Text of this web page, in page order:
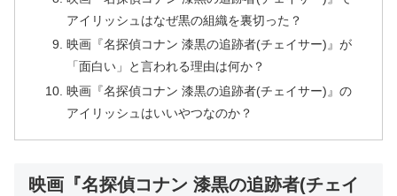
アイリッシュはなぜ黒の組織を裏切った？
映画『名探偵コナン 漆黒の追跡者(チェイサー)』が
「面白い」と言われる理由は何か？
映画『名探偵コナン 漆黒の追跡者(チェイサー)』の
アイリッシュはいいやつなのか？
映画『名探偵コナン 漆黒の追跡者(チェイ